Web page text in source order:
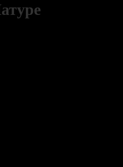
комиссионное